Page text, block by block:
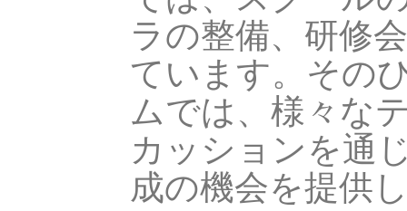
ラの整備、研修
ています。その
ムでは、様々な
カッションを通
成の機会を提供